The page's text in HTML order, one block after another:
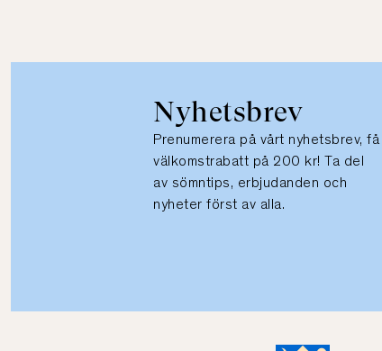
Nyhetsbrev
Prenumerera på vårt nyhetsbrev, få
välkomstrabatt på 200 kr! Ta del
av sömntips, erbjudanden och
nyheter först av alla.